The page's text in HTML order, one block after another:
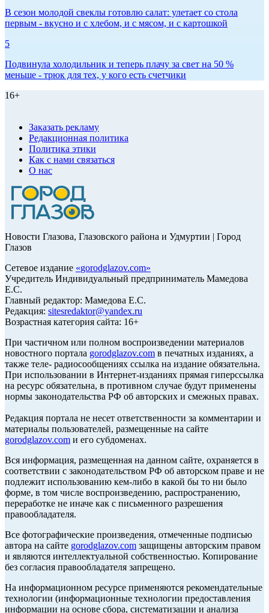
В сезон молодой свеклы готовлю салат: улетает со стола
первым - вкусно и с хлебом, и с мясом, и с картошкой
5
Подвинула холодильник и теперь плачу за свет на 50 %
меньше - трюк для тех, у кого есть счетчики
16+
Заказать рекламу
Редакционная политика
Политика этики
Как с нами связаться
О нас
Новости Глазова, Глазовского района и Удмуртии | Город
Глазов
Сетевое издание «gorodglazov.com»
Учредитель Индивидуальный предприниматель Мамедова
Е.С.
Главный редактор: Мамедова Е.С.
Редакция: sitesredaktor@yandex.ru
Возрастная категория сайта: 16+
При частичном или полном воспроизведении материалов
новостного портала gorodglazov.com в печатных изданиях, а
также теле- радиосообщениях ссылка на издание обязательна.
При использовании в Интернет-изданиях прямая гиперссылка
на ресурс обязательна, в противном случае будут применены
нормы законодательства РФ об авторских и смежных правах.
Редакция портала не несет ответственности за комментарии и
материалы пользователей, размещенные на сайте
gorodglazov.com и его субдоменах.
Вся информация, размещенная на данном сайте, охраняется в
соответствии с законодательством РФ об авторском праве и не
подлежит использованию кем-либо в какой бы то ни было
форме, в том числе воспроизведению, распространению,
переработке не иначе как с письменного разрешения
правообладателя.
Все фотографические произведения, отмеченные подписью
автора на сайте gorodglazov.com защищены авторским правом
и являются интеллектуальной собственностью. Копирование
без согласия правообладателя запрещено.
На информационном ресурсе применяются рекомендательные
технологии (информационные технологии предоставления
информации на основе сбора, систематизации и анализа